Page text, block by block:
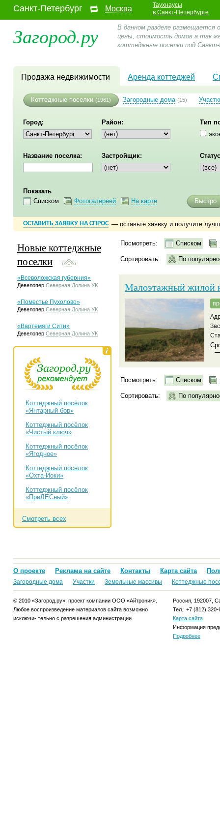
Санкт-Петербург Москва
Таухнаусы
в Санкт-Петербурге
Загород.ру
В данном разделе размещается
цены, стоимость домов а так
коттеджные поселки под
Продажа недвижимости Аренда коттеджей
Коттеджные поселки (1961) Загородные дома (15)
Город: Район:
Тип
Название поселка: Застройщик:
Показать
Списком
Фотогалереей На карте Быстро
ОСТАВИТЬ ЗАЯВКУ НА СПРОС — оставьте заявку и получите
Новые коттеджные
поселки
«Всеволожская губерния»
Девелопер Северная Долина УК
«Поместье Пухолово»
Девелопер Северная Долина УК
«Вартемяги Сити»
Девелопер Северная Долина УК
Коттеджный посёлок
«Янтарный бор»
Коттеджный посёлок
«Чистый ключ»
Коттеджный посёлок
«Ягодное»
Коттеджный посёлок
«Охта-Йоки»
Коттеджный посёлок
«ПриЛЕСный»
Смотреть всех
Посмотреть: Списком
Сортировать: По
Малоэтажный жилой
—
Посмотреть: Списком
Сортировать: По
О проекте Реклама на сайте Контакты Карта сайта
Загородные дома Участки Земельные массивы Коттеджные
© 2010 «Загород.ру», проект компании ООО «Айтроник».
Любое воспроизведение материалов сайта возможно
исключи- тельно с разрешения администрации
Россия, 192007,
Тел.: +7 (812) 320-
Карта сайта
Информация
Подробнее